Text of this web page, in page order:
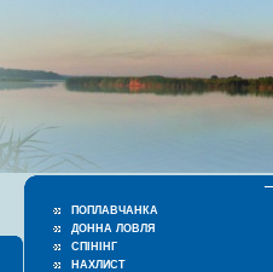
ПОПЛАВЧАНКА
ДОННА ЛОВЛЯ
СПІНІНГ
НАХЛИСТ